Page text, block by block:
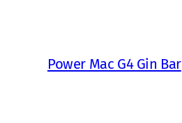
Power Mac G4 Gin Bar